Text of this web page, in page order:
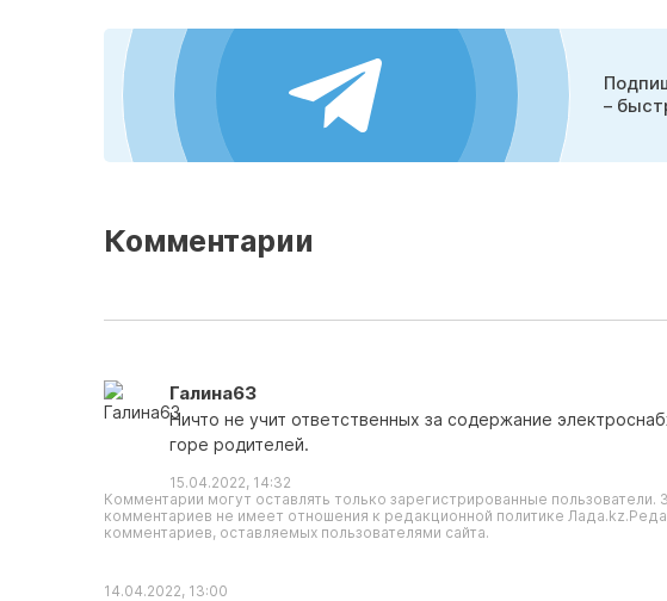
–
Комментарии
Галина63
Ничто не учит ответственных за содержание
горе родителей.
15.04.2022, 14:32
Комментарии могут оставлять только зарегистрированные
комментариев не имеет отношения к редакционной политике
комментариев, оставляемых пользователями сайта.
14.04.2022, 13:00